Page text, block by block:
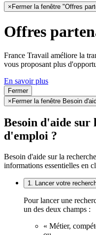
× Fermer la fenêtre "Offres
Offres
France Travail améliore la
vous proposant plus
En savoir plus
Fermer
× Fermer la fenêtre Besoin
Besoin d'aide sur
d'emploi ?
Besoin d'aide sur la
informations essentielles en
1. Lancer votre
Pour lancer une
un des deux champs :
« Métier,